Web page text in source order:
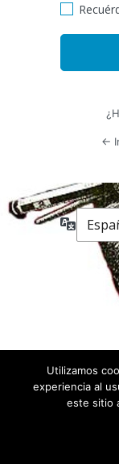
←
Idioma
Utilizamos
experiencia al
este sitio